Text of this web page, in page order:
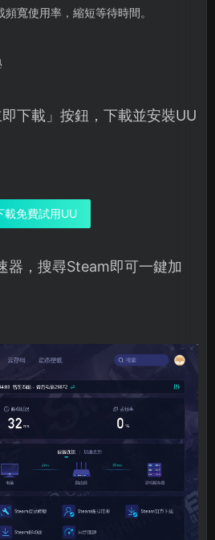
寬使用率，縮短等待時間。
下載」按鈕，下載並安裝UU
載免費試用UU
器，搜尋Steam即可一鍵加